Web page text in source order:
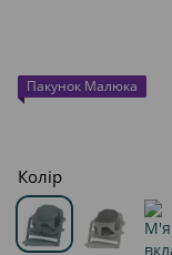
Пакунок Малюка
Колір